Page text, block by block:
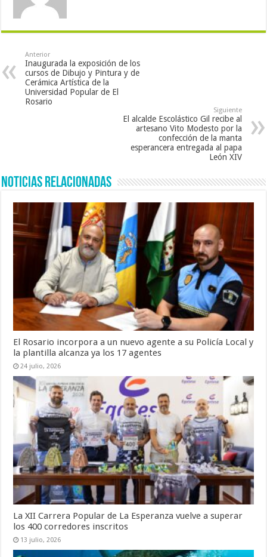
Anterior
Inaugurada la exposición de los
cursos de Dibujo y Pintura y de
Cerámica Artística de la
Universidad Popular de El
Rosario
Siguiente
El alcalde Escolástico Gil recibe al
artesano Vito Modesto por la
confección de la manta
esperancera entregada al papa
León XIV
Noticias Relacionadas
El Rosario incorpora a un nuevo agente a su Policía Local y
la plantilla alcanza ya los 17 agentes
24 julio, 2026
La XII Carrera Popular de La Esperanza vuelve a superar
los 400 corredores inscritos
13 julio, 2026